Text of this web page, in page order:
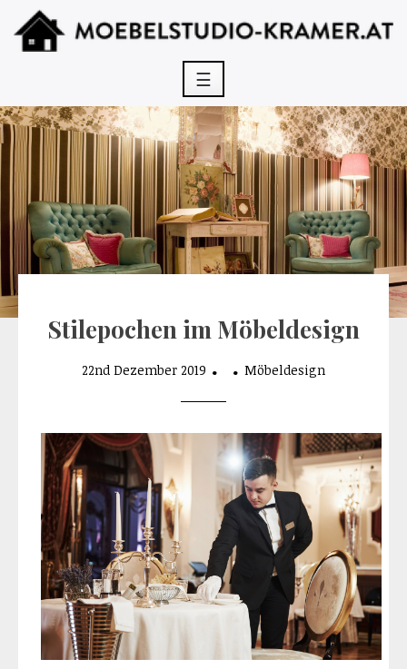
content
☰
Stilepochen im Möbeldesign
22nd Dezember 2019 Möbeldesign